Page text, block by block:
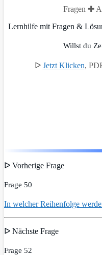
Fragen ✚
Lernhilfe mit Fragen &
Willst du
ᐅ Jetzt Klicken,
ᐅ Vorherige Frage
Frage 50
In welcher Reihenfolge
ᐅ Nächste Frage
Frage 52